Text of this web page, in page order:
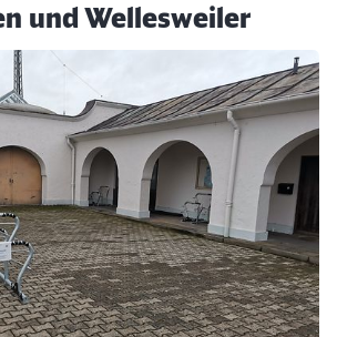
und Wellesweiler
Slider zu überspringen
Schließen
Sie zuweitergeleitet
Weiter